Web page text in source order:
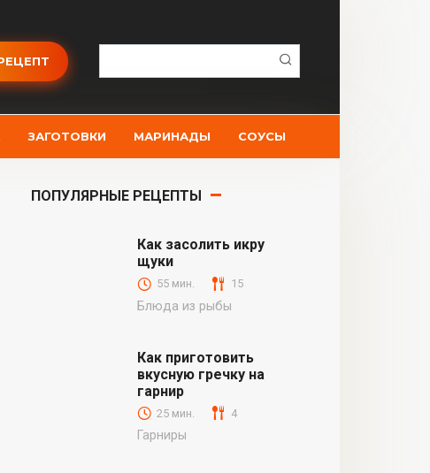
ЗАГОТОВКИ МАРИНАДЫ СОУСЫ
ПОПУЛЯРНЫЕ РЕЦЕПТЫ
Как засолить икру
щуки
55 мин. 15
Блюда из рыбы
Как приготовить
вкусную гречку на
гарнир
25 мин. 4
Гарниры